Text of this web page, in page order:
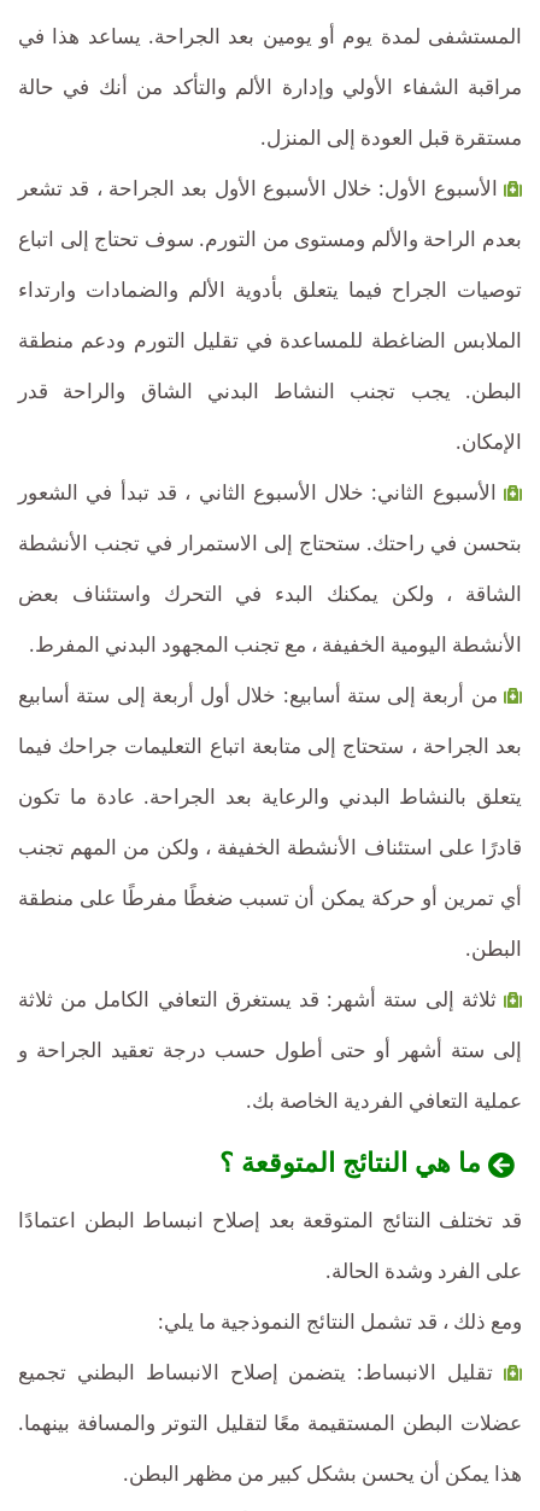
المستشفى لمدة يوم أو يومين بعد الجراحة. يساعد هذا في
مراقبة الشفاء الأولي وإدارة الألم والتأكد من أنك في حالة
مستقرة قبل العودة إلى المنزل.
الأسبوع الأول: خلال الأسبوع الأول بعد الجراحة ، قد تشعر
بعدم الراحة والألم ومستوى من التورم. سوف تحتاج إلى اتباع
توصيات الجراح فيما يتعلق بأدوية الألم والضمادات وارتداء
الملابس الضاغطة للمساعدة في تقليل التورم ودعم منطقة
البطن. يجب تجنب النشاط البدني الشاق والراحة قدر
الإمكان.
الأسبوع الثاني: خلال الأسبوع الثاني ، قد تبدأ في الشعور
بتحسن في راحتك. ستحتاج إلى الاستمرار في تجنب الأنشطة
الشاقة ، ولكن يمكنك البدء في التحرك واستئناف بعض
الأنشطة اليومية الخفيفة ، مع تجنب المجهود البدني المفرط.
من أربعة إلى ستة أسابيع: خلال أول أربعة إلى ستة أسابيع
بعد الجراحة ، ستحتاج إلى متابعة اتباع التعليمات جراحك فيما
يتعلق بالنشاط البدني والرعاية بعد الجراحة. عادة ما تكون
قادرًا على استئناف الأنشطة الخفيفة ، ولكن من المهم تجنب
أي تمرين أو حركة يمكن أن تسبب ضغطًا مفرطًا على منطقة
البطن.
ثلاثة إلى ستة أشهر: قد يستغرق التعافي الكامل من ثلاثة
إلى ستة أشهر أو حتى أطول حسب درجة تعقيد الجراحة و
عملية التعافي الفردية الخاصة بك.
ما هي النتائج المتوقعة ؟
قد تختلف النتائج المتوقعة بعد إصلاح انبساط البطن اعتمادًا
على الفرد وشدة الحالة.
ومع ذلك ، قد تشمل النتائج النموذجية ما يلي:
تقليل الانبساط: يتضمن إصلاح الانبساط البطني تجميع
عضلات البطن المستقيمة معًا لتقليل التوتر والمسافة بينهما.
هذا يمكن أن يحسن بشكل كبير من مظهر البطن.